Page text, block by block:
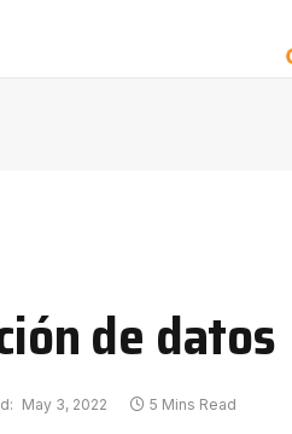
de datos
May 3, 2022 5 Mins Read